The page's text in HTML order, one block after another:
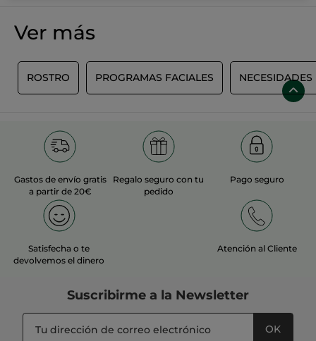
Ver más
ROSTRO PROGRAMAS FACIALES NECESIDADES
Gastos de envío gratis
a partir de 20€
Regalo seguro con tu
pedido
Pago seguro
Satisfecha o te
devolvemos el dinero
Atención al Cliente
Suscribirme a la Newsletter
OK